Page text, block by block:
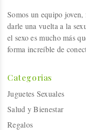
Somos un equipo joven,
darle una vuelta a la
el sexo es mucho más
forma increíble de
Categorias
Juguetes Sexuales
Salud y Bienestar
Regalos